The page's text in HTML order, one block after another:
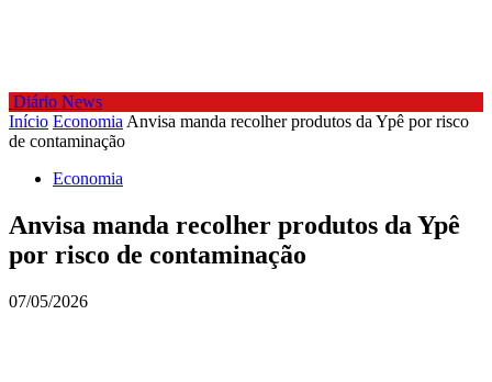
Diário News
Início Economia Anvisa manda recolher produtos da Ypê por risco
de contaminação
Economia
Anvisa manda recolher produtos da Ypê
por risco de contaminação
07/05/2026